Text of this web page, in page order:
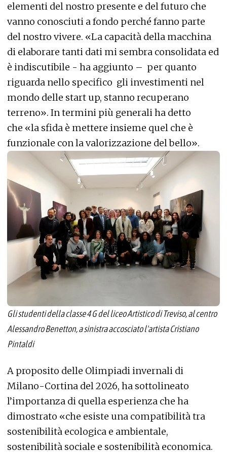
elementi del nostro presente e del futuro che
vanno conosciuti a fondo perché fanno parte
del nostro vivere. «La capacità della macchina
di elaborare tanti dati mi sembra consolidata ed
è indiscutibile - ha aggiunto – per quanto
riguarda nello specifico gli investimenti nel
mondo delle start up, stanno recuperano
terreno». In termini più generali ha detto
che «la sfida è mettere insieme quel che è
funzionale con la valorizzazione del bello».
Gli studenti della classe 4 G del liceo Artistico di Treviso, al centro
Alessandro Benetton, a sinistra accosciato l'artista Cristiano
Pintaldi
A proposito delle Olimpiadi invernali di
Milano-Cortina del 2026, ha sottolineato
l’importanza di quella esperienza che ha
dimostrato «che esiste una compatibilità tra
sostenibilità ecologica e ambientale,
sostenibilità sociale e sostenibilità economica.